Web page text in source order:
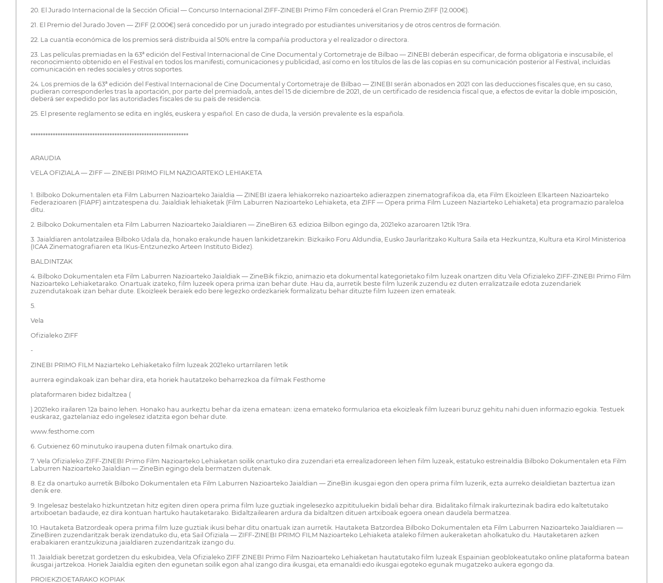
20. El Jurado Internacional de la Sección Oficial — Concurso Internacional ZIFF-ZINEBI Primo Film concederá el Gran Premio ZIFF (12.000€).
21. El Premio del Jurado Joven — ZIFF (2.000€) será concedido por un jurado integrado por estudiantes universitarios y de otros centros de formación.
22. La cuantía económica de los premios será distribuida al 50% entre la compañía productora y el realizador o directora.
23. Las películas premiadas en la 63ª edición del Festival Internacional de Cine Documental y Cortometraje de Bilbao — ZINEBI deberán especificar, de forma obligatoria e inscusabile, el
reconocimiento obtenido en el Festival en todos los manifesti, comunicaciones y publicidad, así como en los títulos de las de las copias en su comunicación posterior al Festival, incluidas
comunicación en redes sociales y otros soportes.
24. Los premios de la 63ª edición del Festival Internacional de Cine Documental y Cortometraje de Bilbao — ZINEBI serán abonados en 2021 con las deducciones fiscales que, en su caso,
pudieran corresponderles tras la aportación, por parte del premiado/a, antes del 15 de diciembre de 2021, de un certificado de residencia fiscal que, a efectos de evitar la doble imposición,
deberá ser expedido por las autoridades fiscales de su país de residencia.
25. El presente reglamento se edita en inglés, euskera y español. En caso de duda, la versión prevalente es la española.
****************************************************************
ARAUDIA
VELA OFIZIALA — ZIFF — ZINEBI PRIMO FILM NAZIOARTEKO LEHIAKETA
1. Bilboko Dokumentalen eta Film Laburren Nazioarteko Jaialdia — ZINEBI izaera lehiakorreko nazioarteko adierazpen zinematografikoa da, eta Film Ekoizleen Elkarteen Nazioarteko
Federazioaren (FIAPF) aintzatespena du. Jaialdiak lehiaketak (Film Laburren Nazioarteko Lehiaketa, eta ZIFF — Opera prima Film Luzeen Naziarteko Lehiaketa) eta programazio paraleloa
ditu.
2. Bilboko Dokumentalen eta Film Laburren Nazioarteko Jaialdiaren — ZineBiren 63. edizioa Bilbon egingo da, 2021eko azaroaren 12tik 19ra.
3. Jaialdiaren antolatzailea Bilboko Udala da, honako erakunde hauen lankidetzarekin: Bizkaiko Foru Aldundia, Eusko Jaurlaritzako Kultura Saila eta Hezkuntza, Kultura eta Kirol Ministerioa
(ICAA Zinematografiaren eta IKus-Entzunezko Arteen Instituto Bidez).
BALDINTZAK
4. Bilboko Dokumentalen eta Film Laburren Nazioarteko Jaialdiak — ZineBik fikzio, animazio eta dokumental kategorietako film luzeak onartzen ditu Vela Ofizialeko ZIFF-ZINEBI Primo Film
Nazioarteko Lehiaketarako. Onartuak izateko, film luzeek opera prima izan behar dute. Hau da, aurretik beste film luzerik zuzendu ez duten erralizatzaile edota zuzendariek
zuzendutakoak izan behar dute. Ekoizleek beraiek edo bere legezko ordezkariek formalizatu behar dituzte film luzeen izen emateak.
5.
Vela
Ofizialeko ZIFF
-
ZINEBI PRIMO FILM Naziarteko Lehiaketako film luzeak 2021eko urtarrilaren 1etik
aurrera egindakoak izan behar dira, eta horiek hautatzeko beharrezkoa da filmak Festhome
plataformaren bidez bidaltzea (
) 2021eko irailaren 12a baino lehen. Honako hau aurkeztu behar da izena ematean: izena emateko formularioa eta ekoizleak film luzeari buruz gehitu nahi duen informazio egokia. Testuek
euskaraz, gaztelaniaz edo ingelesez idatzita egon behar dute.
www.festhome.com
6. Gutxienez 60 minutuko iraupena duten filmak onartuko dira.
7. Vela Ofizialeko ZIFF-ZINEBI Primo Film Nazioarteko Lehiaketan soilik onartuko dira zuzendari eta errealizadoreen lehen film luzeak, estatuko estreinaldia Bilboko Dokumentalen eta Film
Laburren Nazioarteko Jaialdian — ZineBin egingo dela bermatzen dutenak.
8. Ez da onartuko aurretik Bilboko Dokumentalen eta Film Laburren Nazioarteko Jaialdian — ZineBin ikusgai egon den opera prima film luzerik, ezta aurreko deialdietan baztertua izan
denik ere.
9. Ingelesaz bestelako hizkuntzetan hitz egiten diren opera prima film luze guztiak ingelesezko azpitituluekin bidali behar dira. Bidalitako filmak irakurtezinak badira edo kaltetutako
artxiboetan badaude, ez dira kontuan hartuko hautaketarako. Bidaltzailearen ardura da bidaltzen dituen artxiboak egoera onean daudela bermatzea.
10. Hautaketa Batzordeak opera prima film luze guztiak ikusi behar ditu onartuak izan aurretik. Hautaketa Batzordea Bilboko Dokumentalen eta Film Laburren Nazioarteko Jaialdiaren —
ZineBiren zuzendaritzak berak izendatuko du, eta Sail Ofiziala — ZIFF-ZINEBI PRIMO FILM Nazioarteko Lehiaketa ataleko filmen aukeraketan aholkatuko du. Hautaketaren azken
erabakiaren erantzukizuna jaialdiaren zuzendaritzak izango du.
11. Jaialdiak beretzat gordetzen du eskubidea, Vela Ofizialeko ZIFF ZINEBI Primo Film Nazioarteko Lehiaketan hautatutako film luzeak Espainian geoblokeatutako online plataforma batean
ikusgai jartzekoa. Horiek Jaialdia egiten den egunetan soilik egon ahal izango dira ikusgai, eta emanaldi edo ikusgai egoteko egunak mugatzeko aukera egongo da.
PROIEKZIOETARAKO KOPIAK